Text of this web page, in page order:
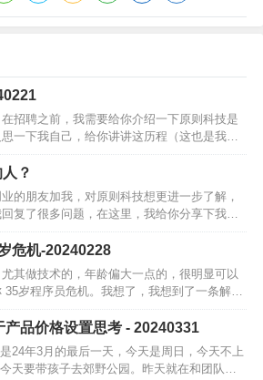
- 20240221
招聘之前，我需要给你介绍一下原则科技是
一下我自己，给你讲讲这历程（这也是我的
月刚成立公司，当时我想的是：通过工具提高
？
的朋友加我，对原则科技想更进一步了解，
复了很多问题，在这里，我给你分享下我的
日记。加入创业公司，对于候选人来说意味
危机-20240228
其做技术的，年龄偏大一点的，很明显可以
35岁程序员危机。我想了，我想到了一条解，
的解：尽早加入创业公司。关键词：「尽
产品价格设置思考 - 20240331
24年3月的最后一天，今天是周日，今天不上
天要带孩子去郊野公园。昨天就在和团队交